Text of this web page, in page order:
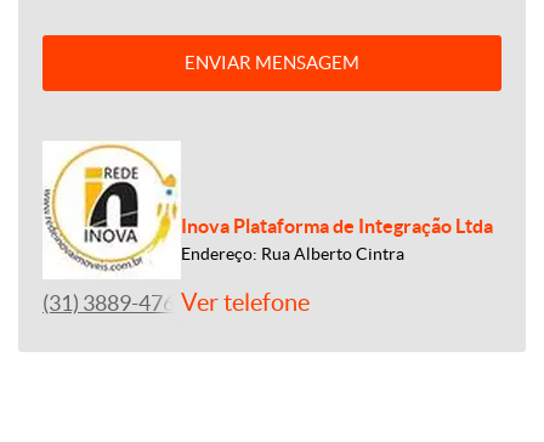
ENVIAR MENSAGEM
Inova Plataforma de Integração Ltda
Endereço: Rua Alberto Cintra
(31) 3889-4765Ver telefone